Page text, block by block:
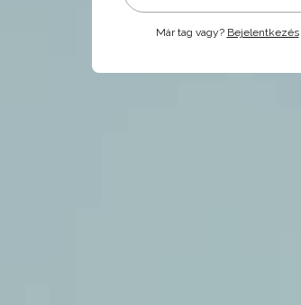
Már tag vagy? Bejelentkezés